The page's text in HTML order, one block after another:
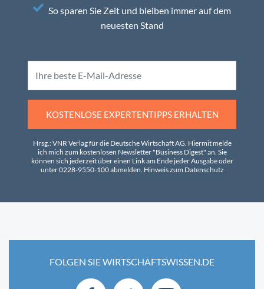
So sparen Sie Zeit und bleiben immer auf dem
neuesten Stand
KOSTENLOSE EXPERTENTIPPS ERHALTEN
Hrsg.: VNR Verlag für die Deutsche Wirtschaft AG. Hiermit melde
ich mich zum kostenlosen Newsletter "Business Digest" an. Sie
können sich jederzeit über einen Link am Ende jeder Ausgabe oder
unter 0228-9550-100 abmelden. Hinweis zum Datenschutz
FOLGEN SIE WIRTSCHAFTSWISSEN.DE